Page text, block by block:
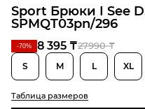
Sport Брюки I See
SPMQT03pn/296
27990 ₸
8 395 ₸
-70%
S M L XL
Таблица размеров